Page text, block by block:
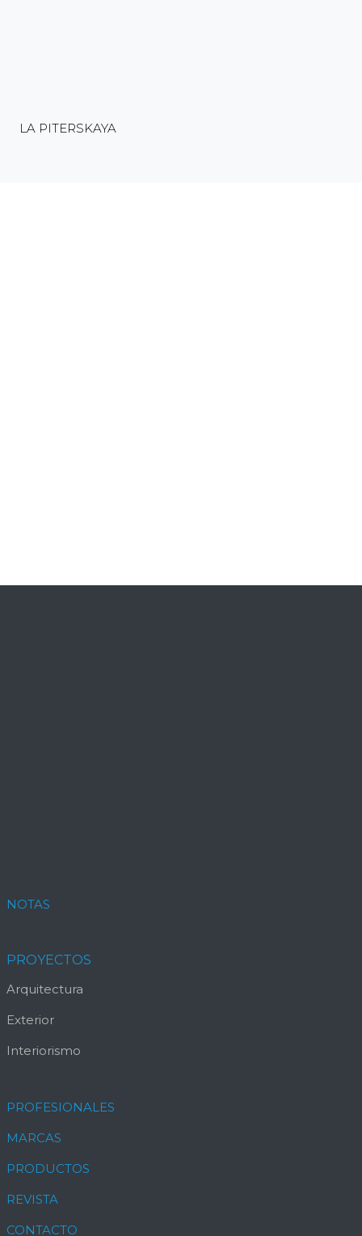
LA PITERSKAYA
NOTAS
PROYECTOS
Arquitectura
Exterior
Interiorismo
PROFESIONALES
MARCAS
PRODUCTOS
REVISTA
CONTACTO